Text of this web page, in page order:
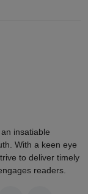
insatiable
With a keen eye
to deliver timely
readers.